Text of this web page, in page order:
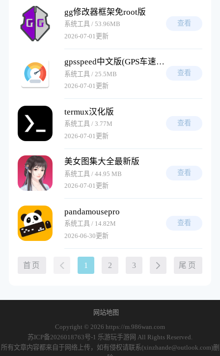
gg修改器框架免root版
系统工具 / 53.96MB
2026-07-01更新
查看
gpsspeed中文版(GPS车速表)
系统工具 / 25.5MB
2026-07-01更新
查看
termux汉化版
系统工具 / 3.77M
2026-07-01更新
查看
美女图集大全最新版
系统工具 / 44.95 MB
2026-07-01更新
查看
pandamousepro
系统工具 / 14.82M
2026-06-30更新
查看
首页 1 2 3 尾页
网站地图
Copyright © 2026 https://m.986wan.com
苏ICP备2026018763号-1 乐游玩手游网 All Rights Reserved.
所有文章内容都来自于网络上传，如有侵权请联系(xinzhande@outlook.com)删